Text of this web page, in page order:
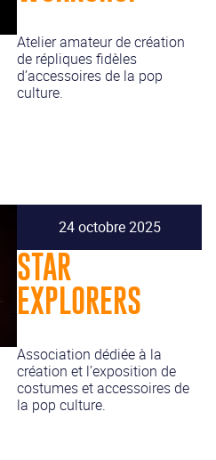
Atelier amateur de création
de répliques fidèles
d’accessoires de la pop
culture.
24 octobre 2025
STAR
EXPLORERS
Association dédiée à la
création et l’exposition de
costumes et accessoires de
la pop culture.